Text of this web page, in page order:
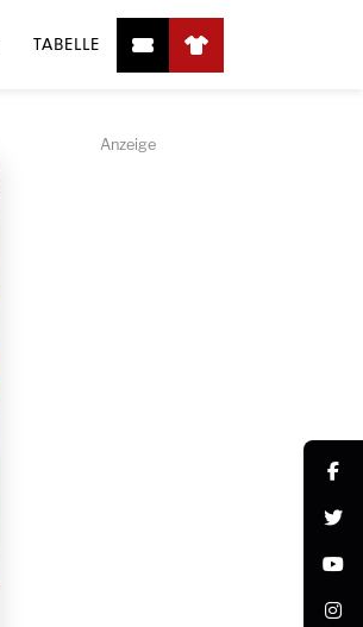
TABELLE
Anzeige